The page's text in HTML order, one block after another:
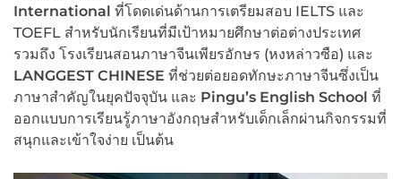
International ที่โดดเด่นด้านการเตรียมสอบ IELTS และ
TOEFL สำหรับนักเรียนที่มีเป้าหมายศึกษาต่อต่างประเทศ
รวมถึง โรงเรียนสอนภาษาจีนเพียรอักษร (หงหล่าวซือ) และ
LANGGEST CHINESE ที่ช่วยต่อยอดทักษะภาษาจีนซึ่งเป็น
ภาษาสำคัญในยุคปัจจุบัน และ Pingu’s English School ที่
ออกแบบการเรียนรู้ภาษาอังกฤษสำหรับเด็กเล็กผ่านกิจกรรมที่
สนุกและเข้าใจง่าย เป็นต้น